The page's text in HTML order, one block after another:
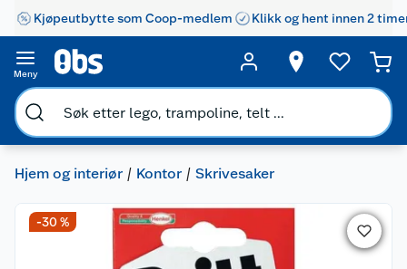
Kjøpeutbytte som Coop-medlem Klikk og hent innen 2
Meny
Hjem og interiør Kontor Skrivesaker
-30 %